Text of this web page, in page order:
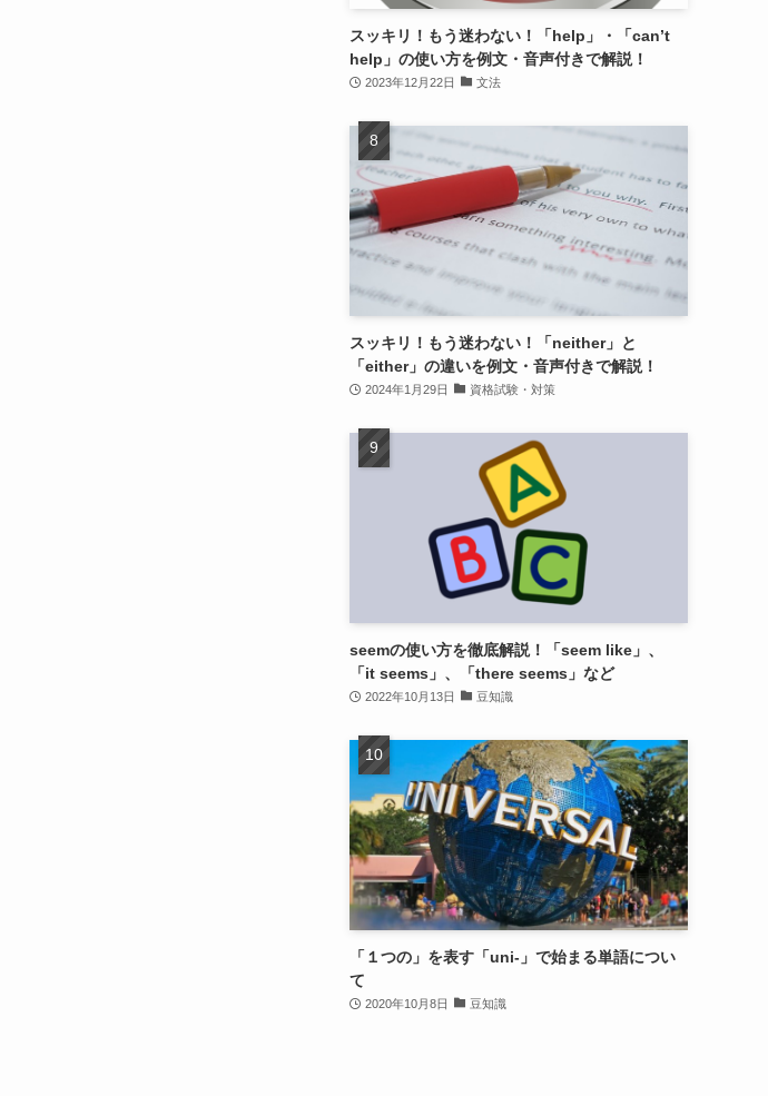
スッキリ！もう迷わない！「help」・「can’t
help」の使い方を例文・音声付きで解説！
2023年12月22日 文法
スッキリ！もう迷わない！「neither」と
「either」の違いを例文・音声付きで解説！
2024年1月29日 資格試験・対策
seemの使い方を徹底解説！「seem like」、
「it seems」、「there seems」など
2022年10月13日 豆知識
「１つの」を表す「uni-」で始まる単語につい
て
2020年10月8日 豆知識